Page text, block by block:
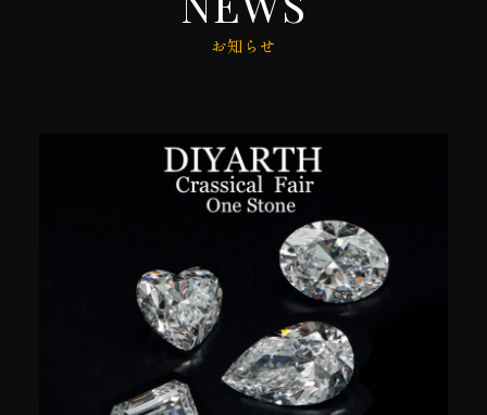
お知らせ